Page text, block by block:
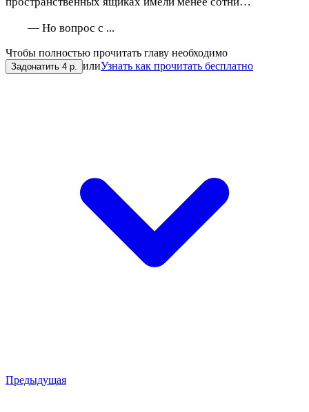
— Но вопрос с ...
Чтобы полностью прочитать главу необходимо
Задонатить 4 р. илиУзнать как прочитать бесплатно
Предыдущая